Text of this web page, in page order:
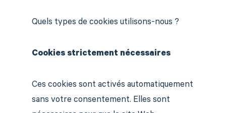
Quels types de cookies utilisons-nous ?
Cookies strictement nécessaires
Ces cookies sont activés automatiquement
sans votre consentement. Elles sont